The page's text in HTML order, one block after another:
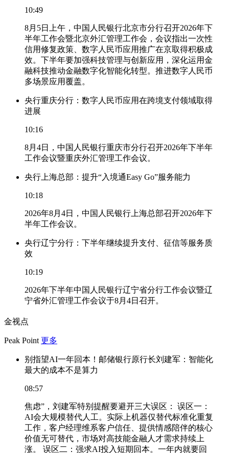
10:49
8月5日上午，中国人民银行北京市分行召开2026年下
半年工作会暨北京外汇管理工作会，会议指出一次性
信用修复政策、数字人民币应用推广在京取得积极成
效。下半年要加强科技管理与创新应用，深化运用金
融科技推动金融数字化智能化转型。推进数字人民币
多场景应用覆盖。
央行重庆分行：数字人民币应用在跨境支付领域取得
进展
10:16
8月4日，中国人民银行重庆市分行召开2026年下半年
工作会议暨重庆外汇管理工作会议。
央行上海总部：提升“入境通Easy Go”服务能力
10:18
2026年8月4日，中国人民银行上海总部召开2026年下
半年工作会议。
央行辽宁分行：下半年继续提升支付、征信等服务质
效
10:19
2026年下半年中国人民银行辽宁省分行工作会议暨辽
宁省外汇管理工作会议于8月4日召开。
金视点
Peak Point 更多
别指望AI一年回本！邮储银行原行长刘建军：智能化
最大的成本不是算力
08:57
焦虑”，刘建军特别提醒要避开三大误区： 误区一：
AI会大规模替代人工。实际上机器仅替代标准化重复
工作，客户经理维系客户信任、提供情感陪伴的核心
价值无可替代，市场对高技能金融人才需求持续上
涨。 误区二：强求AI投入短期回本。一年内就要回